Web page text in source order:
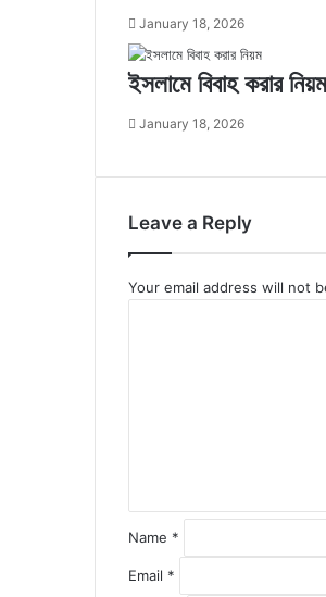
January 18, 2026
ইসলামে বিবাহ করার
January 18, 2026
Leave a Reply
Your email address will not
Name *
Email *